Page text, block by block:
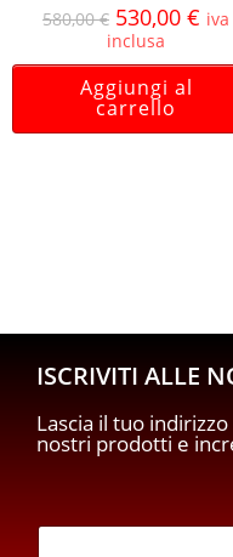
580,00€ 530,00 € iva
inclusa
Aggiungi al
carrello
ISCRIVITI ALLE
Lascia il tuo
nostri prodotti e
E